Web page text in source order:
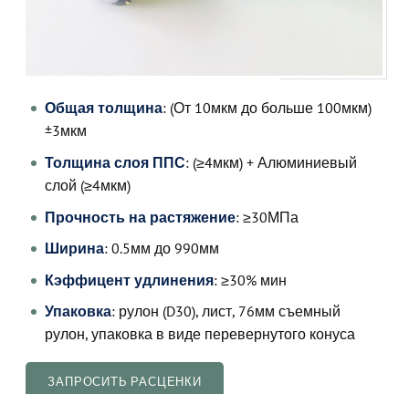
Общая толщина: (От 10мкм до больше 100мкм)
±3мкм
Толщина слоя ППС: (≥4мкм) + Алюминиевый
слой (≥4мкм)
Прочность на растяжение: ≥30МПа
Ширина: 0.5мм до 990мм
Кэффицент удлинения: ≥30% мин
Упаковка: рулон (D30), лист, 76мм съемный
рулон, упаковка в виде перевернутого конуса
ЗАПРОСИТЬ РАСЦЕНКИ